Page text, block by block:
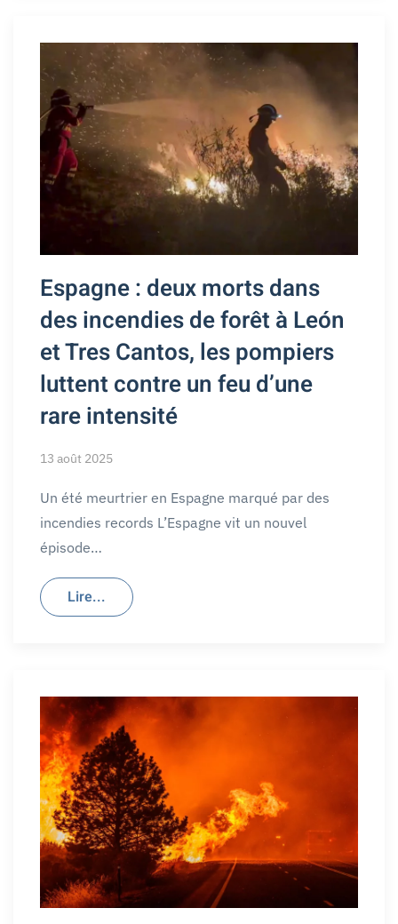
Espagne : deux morts dans
des incendies de forêt à León
et Tres Cantos, les pompiers
luttent contre un feu d’une
rare intensité
13 août 2025
Un été meurtrier en Espagne marqué par des
incendies records L’Espagne vit un nouvel
épisode…
Lire...